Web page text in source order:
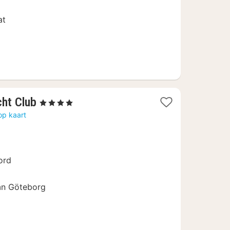
Club 1
, 4 Sterren
kaart
Göteborg